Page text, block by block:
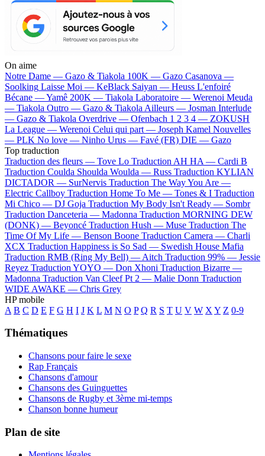
On aime
Notre Dame — Gazo & Tiakola 100K — Gazo Casanova —
Soolking Laisse Moi — KeBlack Saiyan — Heuss L'enfoiré
Bécane —Yamê 200K — Tiakola Laboratoire — Werenoi Meuda
— Tiakola Outro — Gazo & Tiakola Ailleurs — Josman Interlude
— Gazo & Tiakola Overdrive — Ofenbach 1 2 3 4 — ZOKUSH
La League — Werenoi Celui qui part — Joseph Kamel Nouvelles
— PLK No love — Ninho Urus — Favé (FR) DIE — Gazo
Top traduction
Traduction des fleurs — Tove Lo Traduction AH HA — Cardi B
Traduction Coulda Shoulda Woulda — Russ Traduction KYLIAN
DICTADOR — SurNervis Traduction The Way You Are —
Electric Callboy Traduction Home To Me — Tones & I Traduction
Mi Chico — DJ Goja Traduction My Body Isn't Ready — Sombr
Traduction Danceteria — Madonna Traduction MORNING DEW
(DONK) — Beyoncé Traduction Hush — Muse Traduction The
Time Of My Life — Benson Boone Traduction Camera — Charli
XCX Traduction Happiness is So Sad — Swedish House Mafia
Traduction RMB (Ring My Bell) — Aitch Traduction 99% — Jessie
Reyez Traduction YOYO — Don Xhoni Traduction Bizarre —
Madonna Traduction Van Cleef Pt 2 — Malie Donn Traduction
WIDE AWAKE — Chris Grey
HP mobile
A B C D E F G H I J K L M N O P Q R S T U V W X Y Z 0-9
Thématiques
Chansons pour faire le sexe
Rap Français
Chansons d'amour
Chansons des Guinguettes
Chansons de Rugby et 3ème mi-temps
Chanson bonne humeur
Plan de site